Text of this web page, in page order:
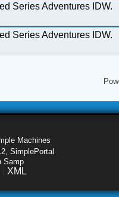
Series Adventures IDW.
Series Adventures IDW.
Machines
SimplePortal
Samp
XML